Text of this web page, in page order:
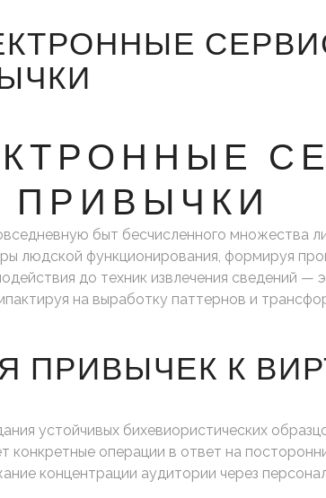
быт бесчисленного множества
людской функционирования, формируя
до техник извлечения сведений —
на выработку паттернов и
ПРИВЫЧЕК К
устойчивых бихевиористических
конкретные операции в ответ на
концентрации аудитории через